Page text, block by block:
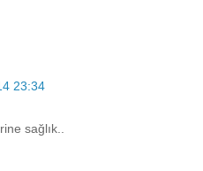
23:34
sağlık..